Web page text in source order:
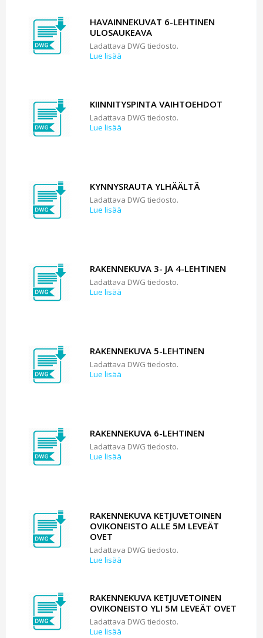
HAVAINNEKUVAT 6-LEHTINEN
ULOSAUKEAVA
Ladattava DWG tiedosto.
Lue lisää
KIINNITYSPINTA VAIHTOEHDOT
Ladattava DWG tiedosto.
Lue lisää
KYNNYSRAUTA YLHÄÄLTÄ
Ladattava DWG tiedosto.
Lue lisää
RAKENNEKUVA 3- JA 4-LEHTINEN
Ladattava DWG tiedosto.
Lue lisää
RAKENNEKUVA 5-LEHTINEN
Ladattava DWG tiedosto.
Lue lisää
RAKENNEKUVA 6-LEHTINEN
Ladattava DWG tiedosto.
Lue lisää
RAKENNEKUVA KETJUVETOINEN
OVIKONEISTO ALLE 5M LEVEÄT
OVET
Ladattava DWG tiedosto.
Lue lisää
RAKENNEKUVA KETJUVETOINEN
OVIKONEISTO YLI 5M LEVEÄT OVET
Ladattava DWG tiedosto.
Lue lisää